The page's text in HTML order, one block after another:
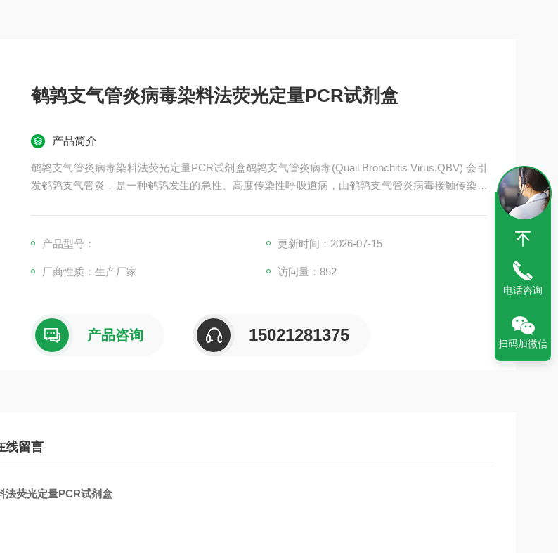
鹌鹑支气管炎病毒染料法荧光定量PCR试剂盒
产品简介
鹌鹑支气管炎病毒染料法荧光定量PCR试剂盒鹌鹑支气管炎病毒(Quail Bronchitis Virus,QBV) 会引
发鹌鹑支气管炎，是一种鹌鹑发生的急性、高度传染性呼吸道病，由鹌鹑支气管炎病毒接触传染引
产品型号： 更新时间：2026-07-15
厂商性质：生产厂家 访问量：852
产品咨询 15021281375
线留言
法荧光定量PCR试剂盒
电话咨询
扫码加微信